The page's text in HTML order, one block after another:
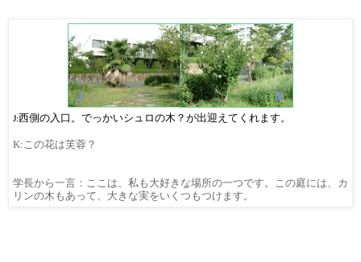
J:西側の入口 。 でっかいシュロの木？が出迎えてくれます。
K:この花は芙蓉？
学長から一言：ここは、私も大好きな場所の一つです。この庭には、カ
リンの木もあって、大きな実をいくつもつけます。